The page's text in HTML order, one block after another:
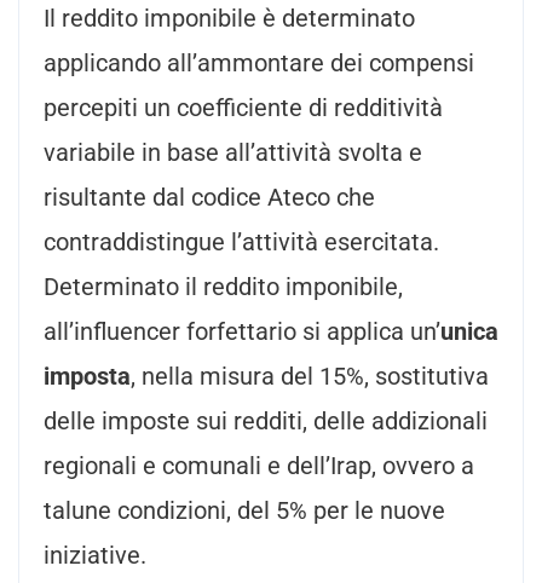
Il reddito imponibile è determinato
applicando all’ammontare dei compensi
percepiti un coefficiente di redditività
variabile in base all’attività svolta e
risultante dal codice Ateco che
contraddistingue l’attività esercitata.
Determinato il reddito imponibile,
all’influencer forfettario si applica un’unica
imposta, nella misura del 15%, sostitutiva
delle imposte sui redditi, delle addizionali
regionali e comunali e dell’Irap, ovvero a
talune condizioni, del 5% per le nuove
iniziative.